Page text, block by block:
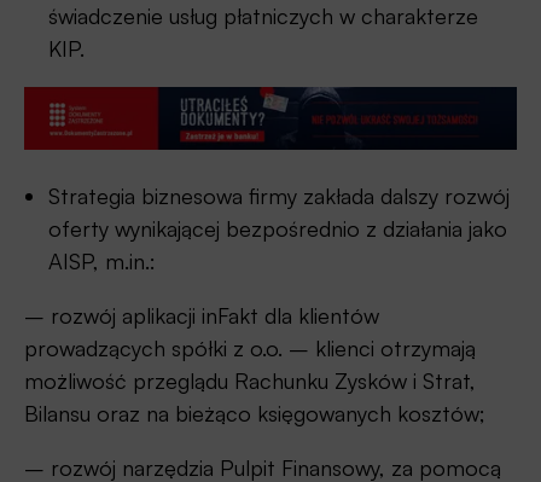
świadczenie usług płatniczych w charakterze
KIP.
Strategia biznesowa firmy zakłada dalszy rozwój
oferty wynikającej bezpośrednio z działania jako
AISP, m.in.:
– rozwój aplikacji inFakt dla klientów
prowadzących spółki z o.o. – klienci otrzymają
możliwość przeglądu Rachunku Zysków i Strat,
Bilansu oraz na bieżąco księgowanych kosztów;
– rozwój narzędzia Pulpit Finansowy, za pomocą